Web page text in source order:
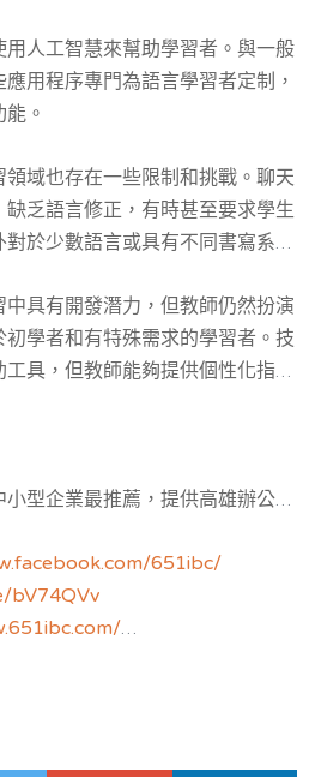
人工智慧來幫助學習者。與一般
用程序專門為語言學習者定制，
。
域也存在一些限制和挑戰。聊天
乏語言修正，有時甚至要求學生
於少數語言或具有不同書寫系統
具有開發潛力，但教師仍然扮演
學者和有特殊需求的學習者。技
具，但教師能夠提供個性化指導
型企業最推薦，提供高雄辦公室
立辦公室與共享空間樓層區隔，
場地。
651ibc/
bV74QVv